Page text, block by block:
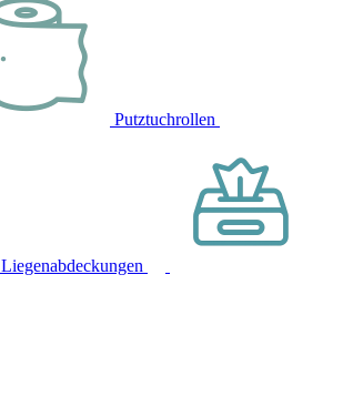
Putztuchrollen
Liegenabdeckungen